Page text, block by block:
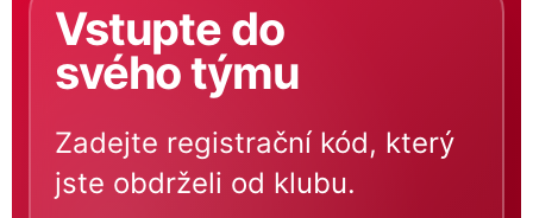
Vstupte do
svého týmu
Zadejte registrační kód, který
jste obdrželi od klubu.